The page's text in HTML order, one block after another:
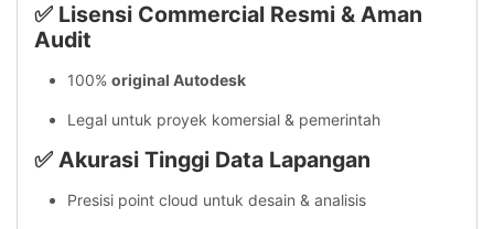
✅ Lisensi Commercial Resmi & Aman
Audit
100% original Autodesk
Legal untuk proyek komersial & pemerintah
✅ Akurasi Tinggi Data Lapangan
Presisi point cloud untuk desain & analisis